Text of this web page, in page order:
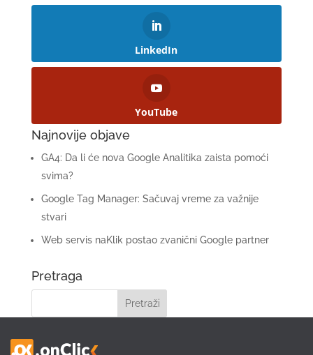
LinkedIn
YouTube
Najnovije objave
GA4: Da li će nova Google Analitika zaista pomoći
svima?
Google Tag Manager: Sačuvaj vreme za važnije
stvari
Web servis naKlik postao zvanični Google partner
Pretraga